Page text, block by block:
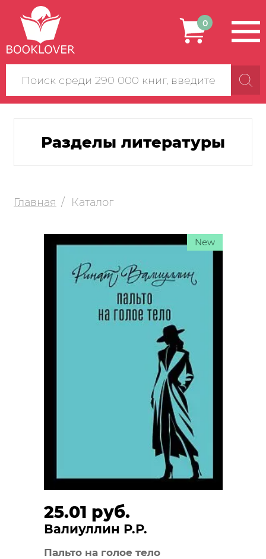
Поиск
по
сайту
0
Разделы литературы
Главная Каталог
25.01 руб.
Валиуллин Р.Р.
Пальто на голое тело
New